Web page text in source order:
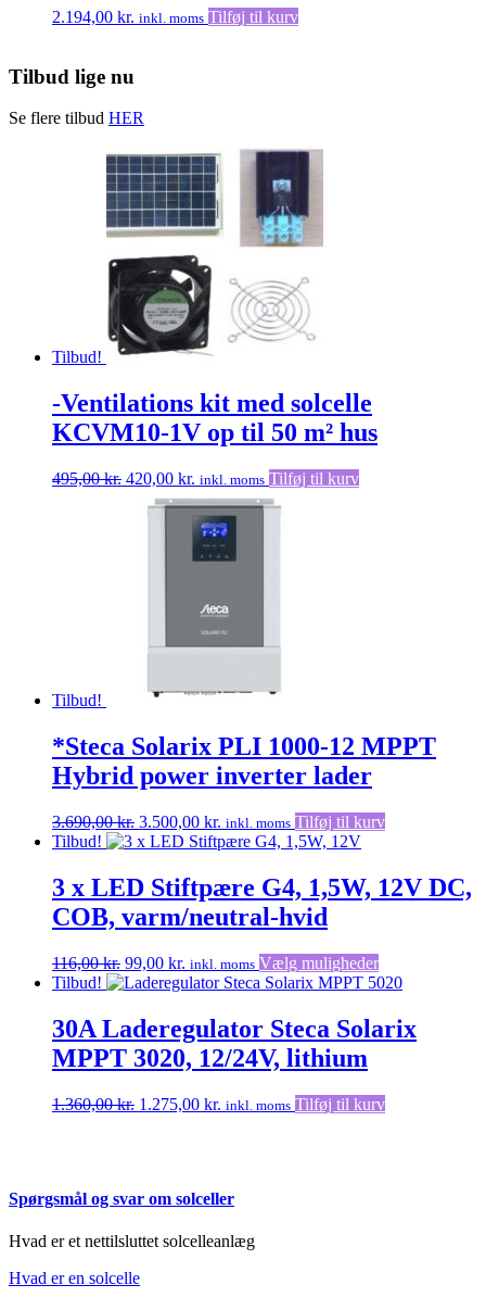
2.194,00 kr. inkl. moms Tilføj til kurv
Tilbud lige nu
Se flere tilbud HER
Tilbud!
-Ventilations kit med solcelle
KCVM10-1V op til 50 m² hus
495,00kr. Den
oprindelige
pris
420,00 kr. Den
aktuelle
pris
er:
420,00 kr..
inkl. moms Tilføj til kurv
Tilbud!
*Steca Solarix PLI 1000-12 MPPT
Hybrid power inverter lader
3.690,00kr. Den
oprindelige
var:
3.690,00 kr..
3.500,00 kr. Den
aktuelle
3.500,00 kr..
inkl. moms Tilføj til kurv
Tilbud!
3 x LED Stiftpære G4, 1,5W, 12V DC,
COB, varm/neutral-hvid
116,00kr. Den
oprindelige
var:
116,00 kr..
99,00 kr. Den
aktuelle
er:
99,00 kr..
inkl. moms Vælg mulighederDette
vare
flere
varianter.
vælges
på
Tilbud!
30A Laderegulator Steca Solarix
MPPT 3020, 12/24V, lithium
1.360,00kr. Den
1.275,00 kr. Den
inkl. moms Tilføj til kurv
Spørgsmål og svar om solceller
Hvad er et nettilsluttet solcelleanlæg
Hvad er en solcelle